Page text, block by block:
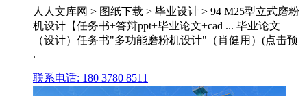
人人文库网 > 图纸下载 > 毕业设计 > 94 M25型立式磨粉
机设计【任务书+答辩ppt+毕业论文+cad ... 毕业论文
（设计）任务书"多功能磨粉机设计"（肖健用）(点击预
.
联系电话: 180 3780 8511